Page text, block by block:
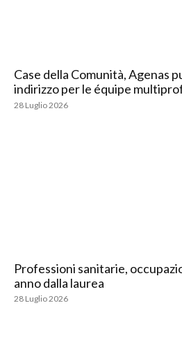
Case della Comunità, Agenas
indirizzo per le équipe
28 Luglio 2026
Professioni sanitarie,
anno dalla laurea
28 Luglio 2026